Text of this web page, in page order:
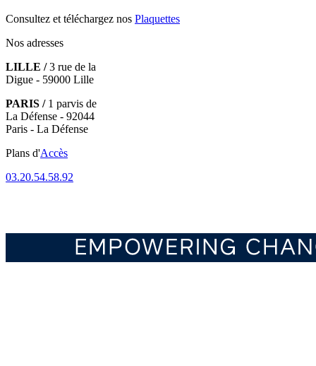
Consultez et téléchargez nos Plaquettes
Nos adresses
LILLE /3 rue de la
Digue - 59000 Lille
PARIS /1 parvis de
La Défense - 92044
Paris - La Défense
Plans d'Accès
03.20.54.58.92